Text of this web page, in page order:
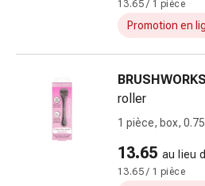
élastiques
Compresses
pour
doigts
Bandes
13.65 / 1 pièce
Promotion en
BRUSHWORKS
roller
1 pièce, box,
13.65 au lieu
13.65 / 1 pièce